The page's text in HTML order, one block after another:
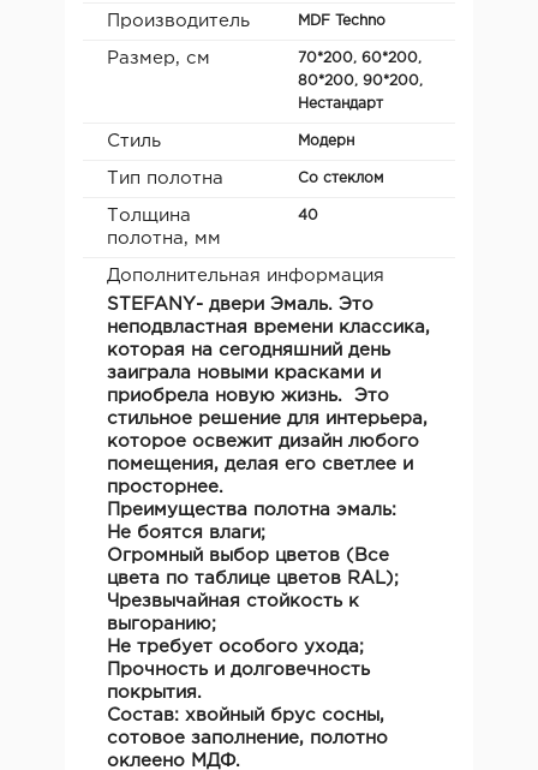
Производитель MDF Teсhno
Размер, см
70*200, 60*200,
80*200, 90*200,
Нестандарт
Стиль Модерн
Тип полотна Со стеклом
Толщина
полотна, мм
40
Дополнительная информация
STEFANY- двери Эмаль. Это
неподвластная времени классика,
которая на сегодняшний день
заиграла новыми красками и
приобрела новую жизнь. Это
стильное решение для интерьера,
которое освежит дизайн любого
помещения, делая его светлее и
просторнее.
Преимущества полотна эмаль:
Не боятся влаги;
Огромный выбор цветов (Все
цвета по таблице цветов RAL);
Чрезвычайная стойкость к
выгоранию;
Не требует особого ухода;
Прочность и долговечность
покрытия.
Состав: хвойный брус сосны,
сотовое заполнение, полотно
оклеено МДФ.